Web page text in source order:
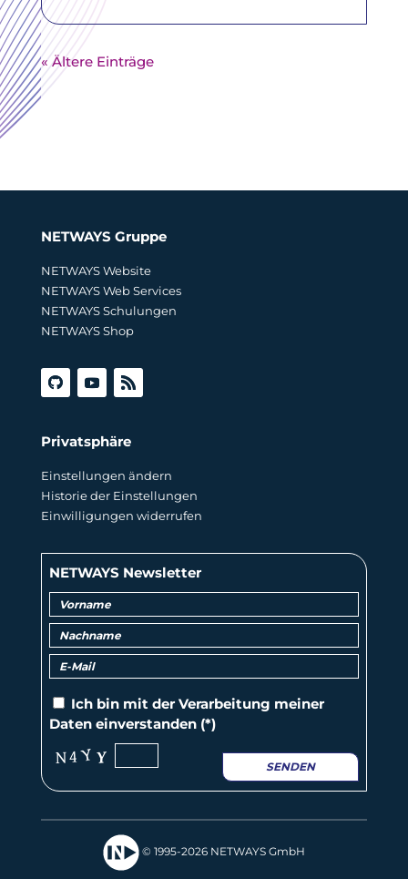
« Ältere Einträge
NETWAYS Gruppe
NETWAYS Website
NETWAYS Web Services
NETWAYS Schulungen
NETWAYS Shop
Privatsphäre
Einstellungen ändern
Historie der Einstellungen
Einwilligungen widerrufen
NETWAYS Newsletter
Ich bin mit der Verarbeitung meiner
Daten einverstanden (*)
SENDEN
© 1995-2026 NETWAYS GmbH